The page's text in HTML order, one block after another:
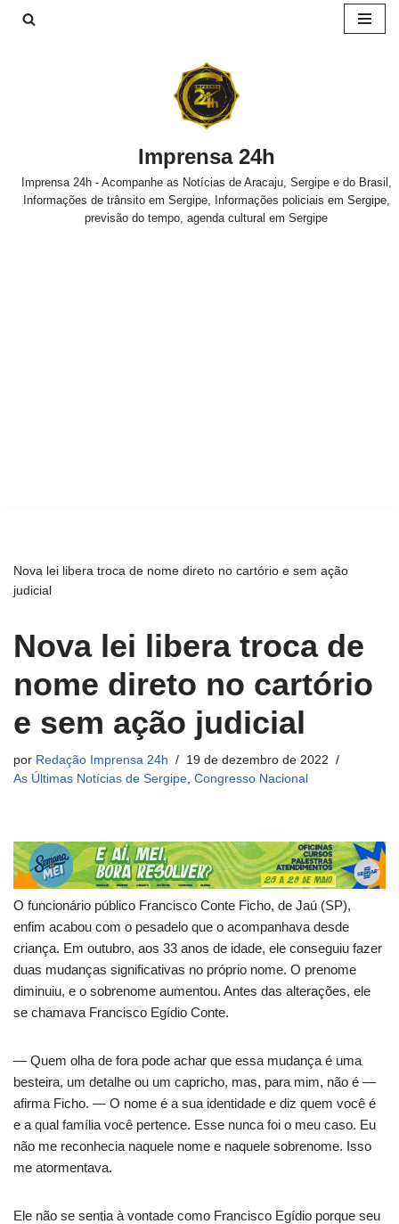
Imprensa 24h
Imprensa 24h - Acompanhe as Notícias de Aracaju, Sergipe e do Brasil,
Informações de trânsito em Sergipe, Informações policiais em Sergipe,
previsão do tempo, agenda cultural em Sergipe
Nova lei libera troca de nome direto no cartório e sem ação
judicial
Nova lei libera troca de
nome direto no cartório
e sem ação judicial
por Redação Imprensa 24h
19 de dezembro de 2022
As Últimas Notícias de Sergipe, Congresso Nacional
O funcionário público Francisco Conte Ficho, de Jaú (SP),
enfim acabou com o pesadelo que o acompanhava desde
criança. Em outubro, aos 33 anos de idade, ele conseguiu fazer
duas mudanças significativas no próprio nome. O prenome
diminuiu, e o sobrenome aumentou. Antes das alterações, ele
se chamava Francisco Egídio Conte.
— Quem olha de fora pode achar que essa mudança é uma
besteira, um detalhe ou um capricho, mas, para mim, não é —
afirma Ficho. — O nome é a sua identidade e diz quem você é
e a qual família você pertence. Esse nunca foi o meu caso. Eu
não me reconhecia naquele nome e naquele sobrenome. Isso
me atormentava.
Ele não se sentia à vontade como Francisco Egídio porque seu